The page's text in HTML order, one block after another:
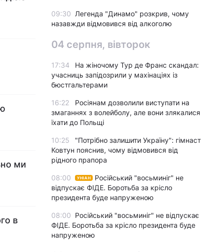
ми
в
09:30 Легенда "Динамо" розкрив, чому
назавжди відмовився від алкоголю
04 серпня, вівторок
17:34
На жіночому Тур де Франс скандал:
учасниць запідозрили у махінаціях із
бюстгальтерами
16:22
Росіянам дозволили виступати на
змаганнях з волейболу, але вони злякалися
їхати до Польщі
10:25
"Потрібно залишити Україну": гімнаст
Ковтун пояснив, чому відмовився від
рідного прапора
08:00 УНІАН
Російський "восьминіг" не
відпускає ФІДЕ. Боротьба за крісло
президента буде напруженою
08:00 Російський "восьминіг" не відпускає
ФІДЕ. Боротьба за крісло президента буде
напруженою